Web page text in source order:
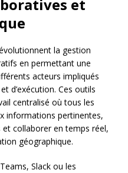
et
la gestion
en permettant une
acteurs impliqués
d’exécution. Ces outils
centralisé où tous les
informations pertinentes,
et collaborer en temps réel,
géographique.
Slack ou les